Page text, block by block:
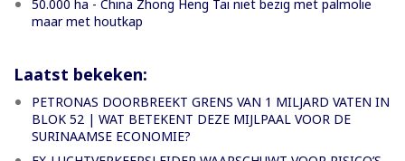
50.000 ha - China Zhong Heng Tai niet bezig met palmolie
maar met houtkap
Laatst bekeken:
PETRONAS DOORBREEKT GRENS VAN 1 MILJARD VATEN IN
BLOK 52 | WAT BETEKENT DEZE MIJLPAAL VOOR DE
SURINAAMSE ECONOMIE?